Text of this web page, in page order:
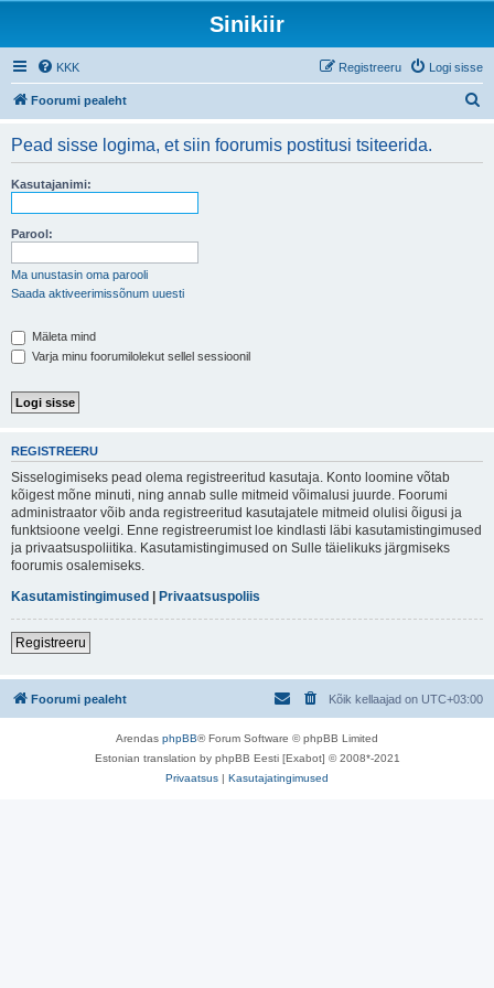
Sinikiir
KKK Logi sisse
Registreeru
Foorumi pealeht
Pead sisse logima, et siin foorumis postitusi tsiteerida.
Kasutajanimi:
Parool:
Ma unustasin oma parooli
Saada aktiveerimissõnum uuesti
Mäleta mind
Varja minu foorumilolekut sellel sessioonil
REGISTREERU
Sisselogimiseks pead olema registreeritud kasutaja. Konto loomine võtab
kõigest mõne minuti, ning annab sulle mitmeid võimalusi juurde. Foorumi
administraator võib anda registreeritud kasutajatele mitmeid olulisi õigusi ja
funktsioone veelgi. Enne registreerumist loe kindlasti läbi kasutamistingimused
ja privaatsuspoliitika. Kasutamistingimused on Sulle täielikuks järgmiseks
foorumis osalemiseks.
Kasutamistingimused | Privaatsuspoliis
Registreeru
Foorumi pealeht Kõik kellaajad on UTC+03:00
Arendas phpBB® Forum Software © phpBB Limited
Estonian translation by phpBB Eesti [Exabot] © 2008*-2021
Privaatsus | Kasutajatingimused